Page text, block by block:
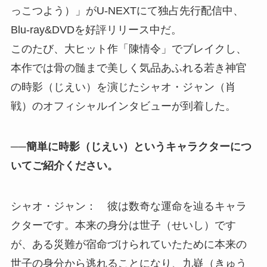
っこつよう）」がU-NEXTにて独占先行配信中、
Blu-ray&DVDを好評リリース中だ。
このたび、大ヒット作「陳情令」でブレイクし、
本作では骨の髄まで美しく気品あふれる若き神官
の時影（じえい）を演じたシャオ・ジャン（肖
戦）のオフィシャルインタビューが到着した。
──簡単に時影（じえい）というキャラクターにつ
いてご紹介ください。
シャオ・ジャン： 彼は数奇な運命を辿るキャラ
クターです。本来の身分は世子（せいし）です
が、ある災難が宿命づけられていたために本来の
世子の身分から逃れることになり、九嶷（きゅう